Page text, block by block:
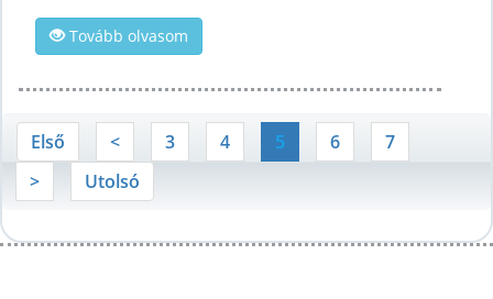
Tovább olvasom
Első < 3 4 5 6
7
>
Utolsó